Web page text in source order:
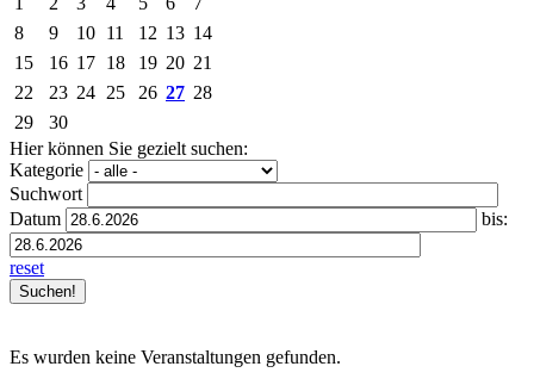
8
9 10 11 12 13 14
15
16 17 18 19 20 21
22
23 24 25 26 27 28
29
30
Hier können Sie gezielt suchen:
Kategorie
Suchwort
Datum
bis:
reset
Es wurden keine Veranstaltungen gefunden.